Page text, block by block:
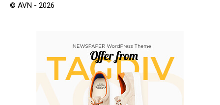
© AVN - 2026